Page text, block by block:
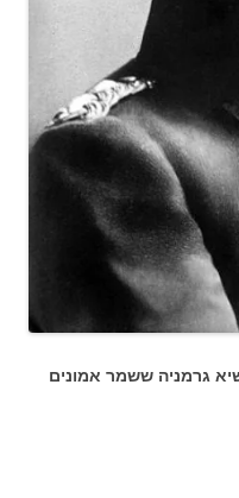
גרמניה ששמר אמונים